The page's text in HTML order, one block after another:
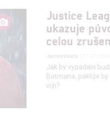
Justice
ukazuje
celou
JamesVsalix
Jak by vypadala
Batmana, pakliže
vizi?